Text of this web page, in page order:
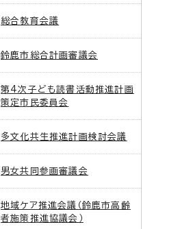
総合教育会議
鈴鹿市総合計画審議会
第4次子ども読書活動推進計画
策定市民委員会
多文化共生推進計画検討会議
男女共同参画審議会
地域ケア推進会議（鈴鹿市高齢
者施策推進協議会）